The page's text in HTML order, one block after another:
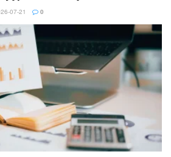
07-21 0